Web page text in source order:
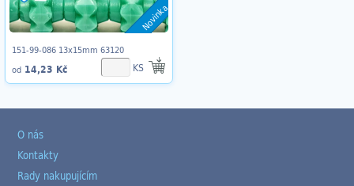
Novinka
151-99-086 13x15mm 63120
od 14,23 Kč KS
O nás
Kontakty
Rady nakupujícím